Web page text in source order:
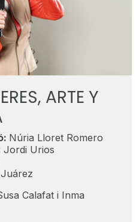
ARTE Y
Núria Lloret Romero
Jordi Urios
Calafat i Inma